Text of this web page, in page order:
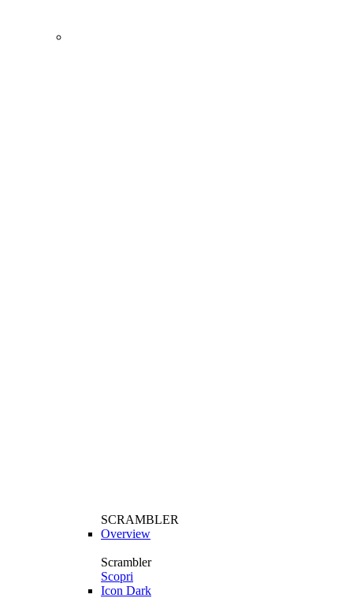
SCRAMBLER
Overview
Scrambler
Scopri
Icon Dark